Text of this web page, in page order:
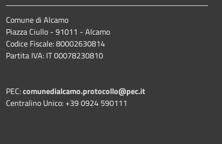
Comune di Alcamo
Piazza Ciullo - 91011 - Alcamo
Codice Fiscale: 80002630814
Partita IVA: IT 00078230810
PEC:comunedialcamo.protocollo@pec.it
Centralino Unico: +39 0924 590111